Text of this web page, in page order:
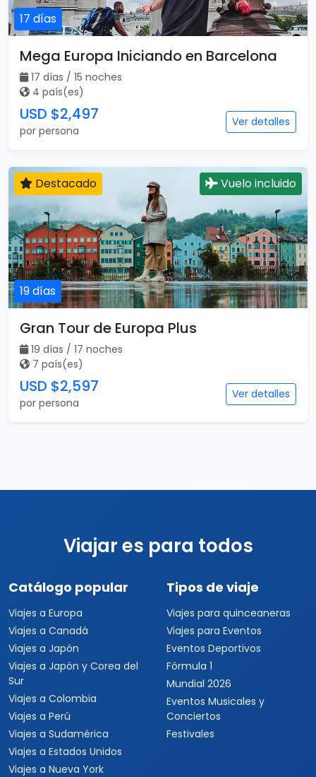
17 días
Mega Europa Iniciando en Barcelona
17 días / 15 noches
4 país(es)
USD $2,497
por persona
Ver detalles
19 días
Destacado Vuelo incluido
Gran Tour de Europa Plus
19 días / 17 noches
7 país(es)
USD $2,597
por persona
Ver detalles
Viajar es para todos
Catálogo popular
Viajes a Europa
Viajes a Canadá
Viajes a Japón
Viajes a Japón y Corea del
Sur
Viajes a Colombia
Viajes a Perú
Viajes a Sudamérica
Viajes a Estados Unidos
Viajes a Nueva York
Tipos de viaje
Viajes para quinceaneras
Viajes para Eventos
Eventos Deportivos
Fórmula 1
Mundial 2026
Eventos Musicales y
Conciertos
Festivales